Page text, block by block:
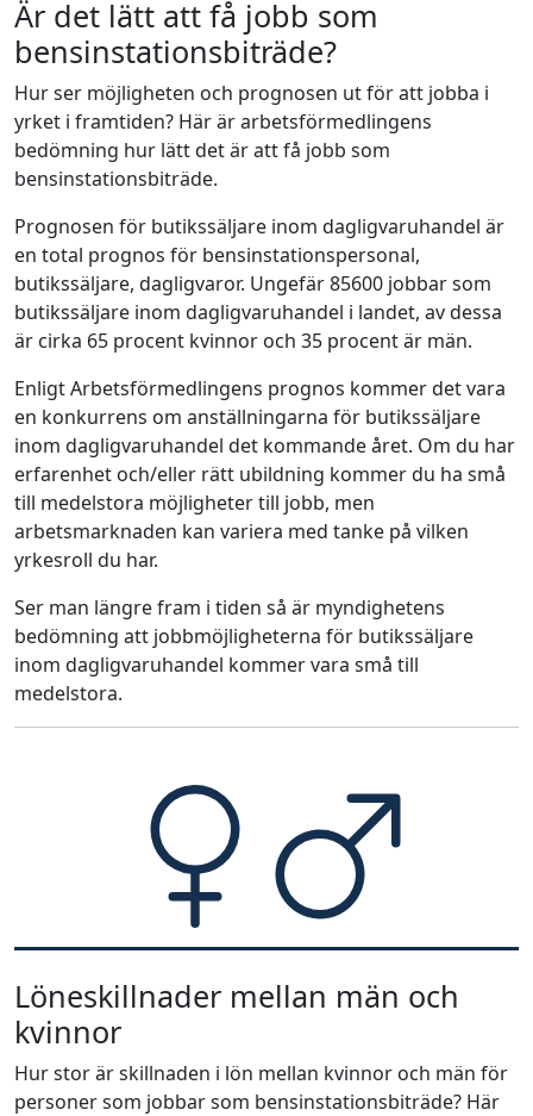
Är det lätt att få jobb som
bensinstationsbiträde?
Hur ser möjligheten och prognosen ut för att jobba i
yrket i framtiden? Här är arbetsförmedlingens
bedömning hur lätt det är att få jobb som
bensinstationsbiträde.
Prognosen för butikssäljare inom dagligvaruhandel är
en total prognos för bensinstationspersonal,
butikssäljare, dagligvaror. Ungefär 85600 jobbar som
butikssäljare inom dagligvaruhandel i landet, av dessa
är cirka 65 procent kvinnor och 35 procent är män.
Enligt Arbetsförmedlingens prognos kommer det vara
en konkurrens om anställningarna för butikssäljare
inom dagligvaruhandel det kommande året. Om du har
erfarenhet och/eller rätt ubildning kommer du ha små
till medelstora möjligheter till jobb, men
arbetsmarknaden kan variera med tanke på vilken
yrkesroll du har.
Ser man längre fram i tiden så är myndighetens
bedömning att jobbmöjligheterna för butikssäljare
inom dagligvaruhandel kommer vara små till
medelstora.
Löneskillnader mellan män och
kvinnor
Hur stor är skillnaden i lön mellan kvinnor och män för
personer som jobbar som bensinstationsbiträde? Här